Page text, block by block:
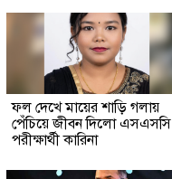
ফল দেখে মায়ের শাড়ি গলায়
পেঁচিয়ে জীবন দিলো এসএসসি
পরীক্ষার্থী কারিনা